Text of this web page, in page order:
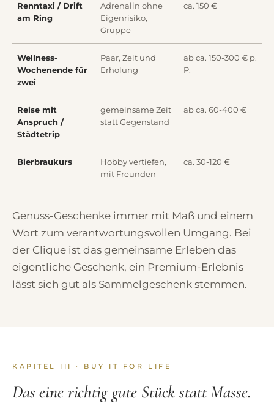
Renntaxi / Drift
am Ring
Adrenalin ohne
Eigenrisiko,
Gruppe
ca. 150 €
Wellness-
Wochenende für
zwei
Paar, Zeit und
Erholung
ab ca. 150-300 € p.
P.
Reise mit
Anspruch /
Städtetrip
gemeinsame Zeit
statt Gegenstand
ab ca. 60-400 €
Bierbraukurs
Hobby vertiefen,
mit Freunden
ca. 30-120 €
Genuss-Geschenke immer mit Maß und einem
Wort zum verantwortungsvollen Umgang. Bei
der Clique ist das gemeinsame Erleben das
eigentliche Geschenk, ein Premium-Erlebnis
lässt sich gut als Sammelgeschenk stemmen.
KAPITEL III · BUY IT FOR LIFE
Das eine richtig gute Stück statt Masse.